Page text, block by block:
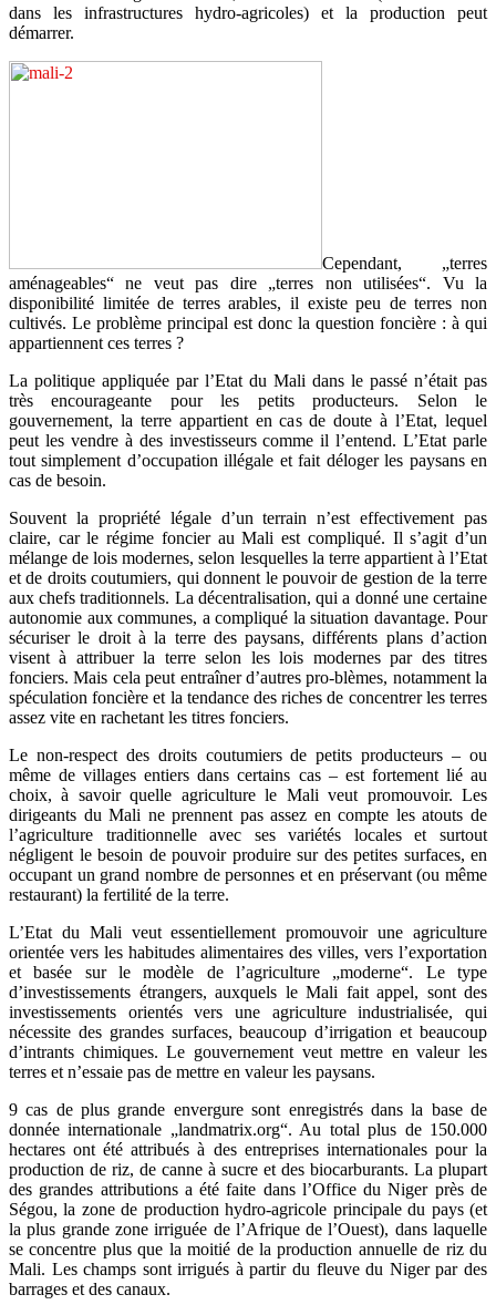
dans les infrastructures hydro-agricoles) et la production peut
démarrer.
Cependant, „terres
aménageables“ ne veut pas dire „terres non utilisées“. Vu la
disponibilité limitée de terres arables, il existe peu de terres non
cultivés. Le problème principal est donc la question foncière : à qui
appartiennent ces terres ?
La politique appliquée par l’Etat du Mali dans le passé n’était pas
très encourageante pour les petits producteurs. Selon le
gouvernement, la terre appartient en cas de doute à l’Etat, lequel
peut les vendre à des investisseurs comme il l’entend. L’Etat parle
tout simplement d’occupation illégale et fait déloger les paysans en
cas de besoin.
Souvent la propriété légale d’un terrain n’est effectivement pas
claire, car le régime foncier au Mali est compliqué. Il s’agit d’un
mélange de lois modernes, selon lesquelles la terre appartient à l’Etat
et de droits coutumiers, qui donnent le pouvoir de gestion de la terre
aux chefs traditionnels. La décentralisation, qui a donné une certaine
autonomie aux communes, a compliqué la situation davantage. Pour
sécuriser le droit à la terre des paysans, différents plans d’action
visent à attribuer la terre selon les lois modernes par des titres
fonciers. Mais cela peut entraîner d’autres pro-blèmes, notamment la
spéculation foncière et la tendance des riches de concentrer les terres
assez vite en rachetant les titres fonciers.
Le non-respect des droits coutumiers de petits producteurs – ou
même de villages entiers dans certains cas – est fortement lié au
choix, à savoir quelle agriculture le Mali veut promouvoir. Les
dirigeants du Mali ne prennent pas assez en compte les atouts de
l’agriculture traditionnelle avec ses variétés locales et surtout
négligent le besoin de pouvoir produire sur des petites surfaces, en
occupant un grand nombre de personnes et en préservant (ou même
restaurant) la fertilité de la terre.
L’Etat du Mali veut essentiellement promouvoir une agriculture
orientée vers les habitudes alimentaires des villes, vers l’exportation
et basée sur le modèle de l’agriculture „moderne“. Le type
d’investissements étrangers, auxquels le Mali fait appel, sont des
investissements orientés vers une agriculture industrialisée, qui
nécessite des grandes surfaces, beaucoup d’irrigation et beaucoup
d’intrants chimiques. Le gouvernement veut mettre en valeur les
terres et n’essaie pas de mettre en valeur les paysans.
9 cas de plus grande envergure sont enregistrés dans la base de
donnée internationale „landmatrix.org“. Au total plus de 150.000
hectares ont été attribués à des entreprises internationales pour la
production de riz, de canne à sucre et des biocarburants. La plupart
des grandes attributions a été faite dans l’Office du Niger près de
Ségou, la zone de production hydro-agricole principale du pays (et
la plus grande zone irriguée de l’Afrique de l’Ouest), dans laquelle
se concentre plus que la moitié de la production annuelle de riz du
Mali. Les champs sont irrigués à partir du fleuve du Niger par des
barrages et des canaux.